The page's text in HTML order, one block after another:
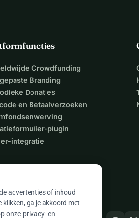
Crowdfunding
Branding
Donaties
en Betaalverzoeken
plugin
integratie
advertenties of inhoud
klikken, ga je akkoord met
onze privacy- en